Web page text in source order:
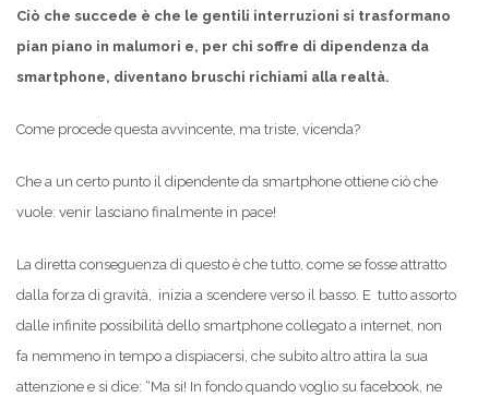
Ciò che succede è che le gentili interruzioni si trasformano
pian piano in malumori e, per chi soffre di dipendenza da
smartphone, diventano bruschi richiami alla realtà.
Come procede questa avvincente, ma triste, vicenda?
Che a un certo punto il dipendente da smartphone ottiene ciò che
vuole: venir lasciano finalmente in pace!
La diretta conseguenza di questo è che tutto, come se fosse attratto
dalla forza di gravità, inizia a scendere verso il basso. E tutto assorto
dalle infinite possibilità dello smartphone collegato a internet, non
fa nemmeno in tempo a dispiacersi, che subito altro attira la sua
attenzione e si dice: “Ma si! In fondo quando voglio su facebook, ne